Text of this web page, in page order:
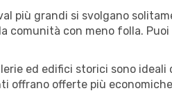
più grandi si svolgano
comunità con meno folla.
ed edifici storici sono
offrano offerte più